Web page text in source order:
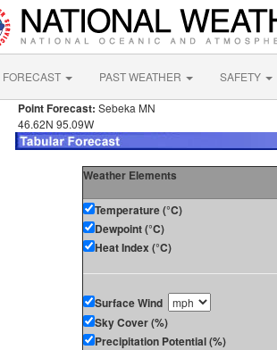
FORECAST PAST WEATHER SAFETY
Point Forecast: Sebeka MN
46.62N 95.09W
Weather Elements
Temperature (°C)
Dewpoint (°C)
Heat Index (°C)
Surface Wind
Sky Cover (%)
Precipitation Potential (%)